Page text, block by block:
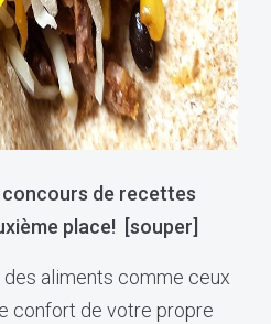
de recettes
place! [souper]
aliments comme ceux
confort de votre propre